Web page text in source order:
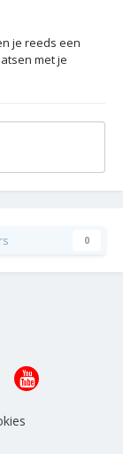
je reeds een
met je
0